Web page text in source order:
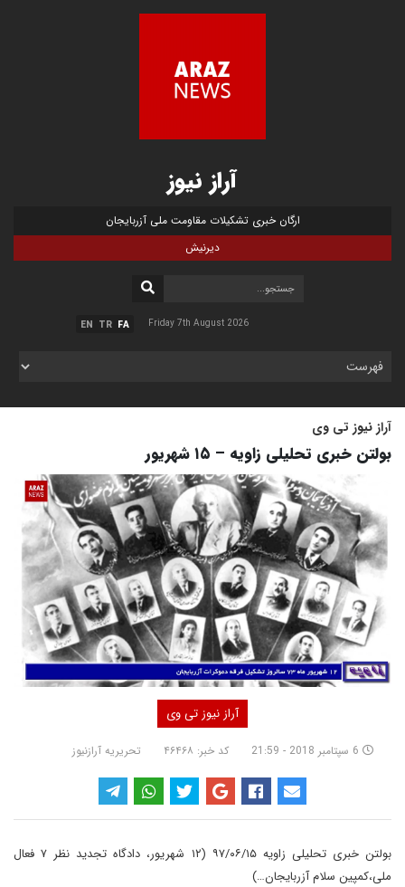
آراز نیوز
ارگان خبری تشکیلات مقاومت ملی آزربایجان
دیرنیش
FA
TR
EN Friday 7th August 2026
آراز نیوز تی وی
بولتن خبری تحلیلی زاویه – ۱۵ شهریور
آراز نیوز تی وی
6 سپتامبر 2018 - 21:59 کد خبر: ۴۶۴۶۸ تحریریه آرازنیوز
بولتن خبری تحلیلی زاویه ۹۷/۰۶/۱۵ (۱۲ شهریور، دادگاه تجدید نظر ۷ فعال
ملی،کمپین سلام آزربایجان…)